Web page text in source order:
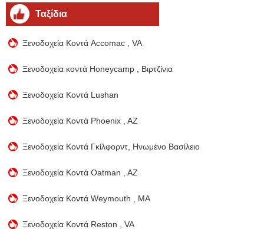
Ταξίδια
Ξενοδοχεία Κοντά Accomac , VA
Ξενοδοχεία κοντά Honeycamp , Βιρτζίνια
Ξενοδοχεία Κοντά Lushan
Ξενοδοχεία Κοντά Phoenix , AZ
Ξενοδοχεία Κοντά Γκίλφορντ, Ηνωμένο Βασίλειο
Ξενοδοχεία Κοντά Oatman , AZ
Ξενοδοχεία Κοντά Weymouth , MA
Ξενοδοχεία Κοντά Reston , VA